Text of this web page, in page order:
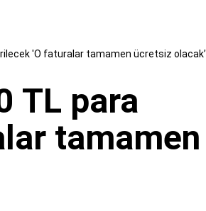
'O faturalar tamamen ücretsiz olacak’
TL para
tamamen